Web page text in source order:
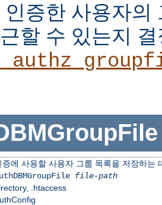
인증한 사용자의
할 수 있는지
증에 사용할 사용자 그룹 목록을 저장하는
file-path
.htaccess